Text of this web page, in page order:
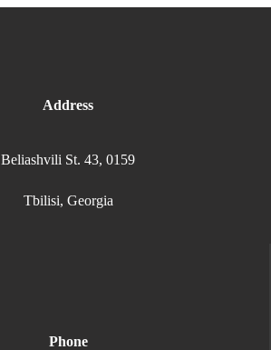
Address
Beliashvili St. 43, 0159
Tbilisi, Georgia
Phone